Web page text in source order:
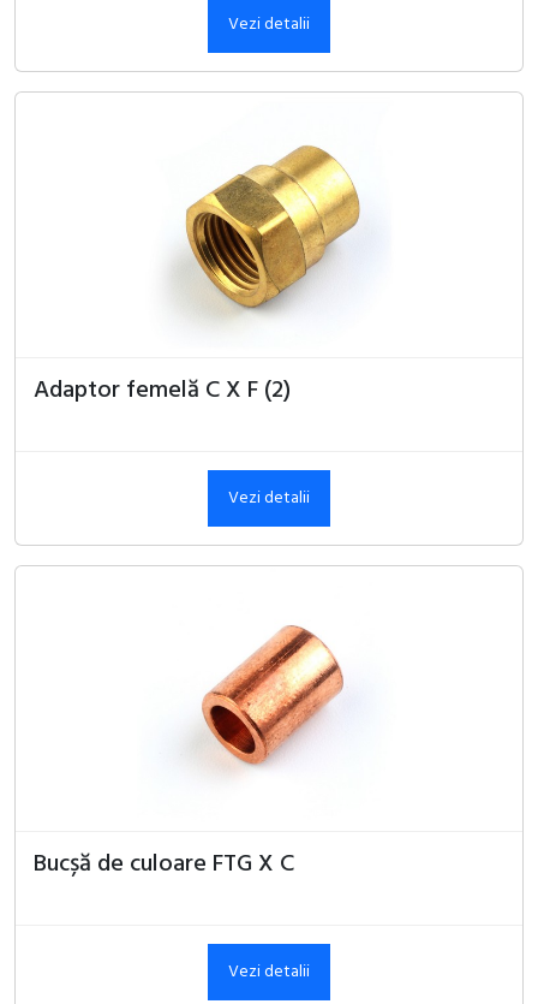
Vezi detalii
Adaptor femelă C X F (2)
Vezi detalii
Bucșă de culoare FTG X C
Vezi detalii